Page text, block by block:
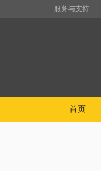
服务与支持
首页